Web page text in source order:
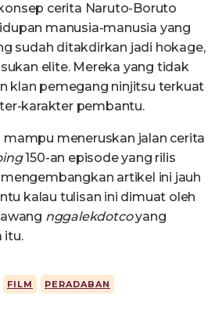
cerita Naruto-Boruto
manusia-manusia yang
sudah ditakdirkan jadi hokage,
elite. Mereka yang tidak
klan pemegang ninjitsu terkuat
karakter pembantu.
mampu meneruskan jalan cerita
150-an episode yang rilis
artikel ini jauh
kalau tulisan ini dimuat oleh
nggalekdotcoyang
itu.
FILM PERADABAN